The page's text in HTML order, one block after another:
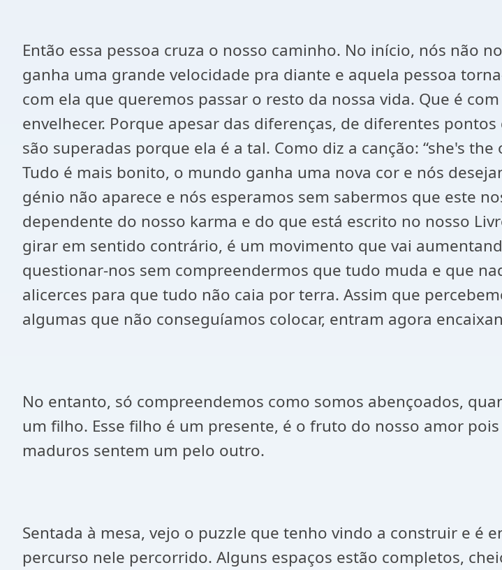
Então essa pessoa cruza o nosso caminho. No início, nós não
ganha uma grande velocidade pra diante e aquela pessoa
com ela que queremos passar o resto da nossa vida. Que é
envelhecer. Porque apesar das diferenças, de diferentes
são superadas porque ela é a tal. Como diz a canção: “she's
Tudo é mais bonito, o mundo ganha uma nova cor e nós
génio não aparece e nós esperamos sem sabermos que este
dependente do nosso karma e do que está escrito no nosso
girar em sentido contrário, é um movimento que vai
questionar-nos sem compreendermos que tudo muda e que
alicerces para que tudo não caia por terra. Assim que
algumas que não conseguíamos colocar, entram agora
No entanto, só compreendemos como somos abençoados,
um filho. Esse filho é um presente, é o fruto do nosso amor
maduros sentem um pelo outro.
Sentada à mesa, vejo o puzzle que tenho vindo a construir e é
percurso nele percorrido. Alguns espaços estão completos,